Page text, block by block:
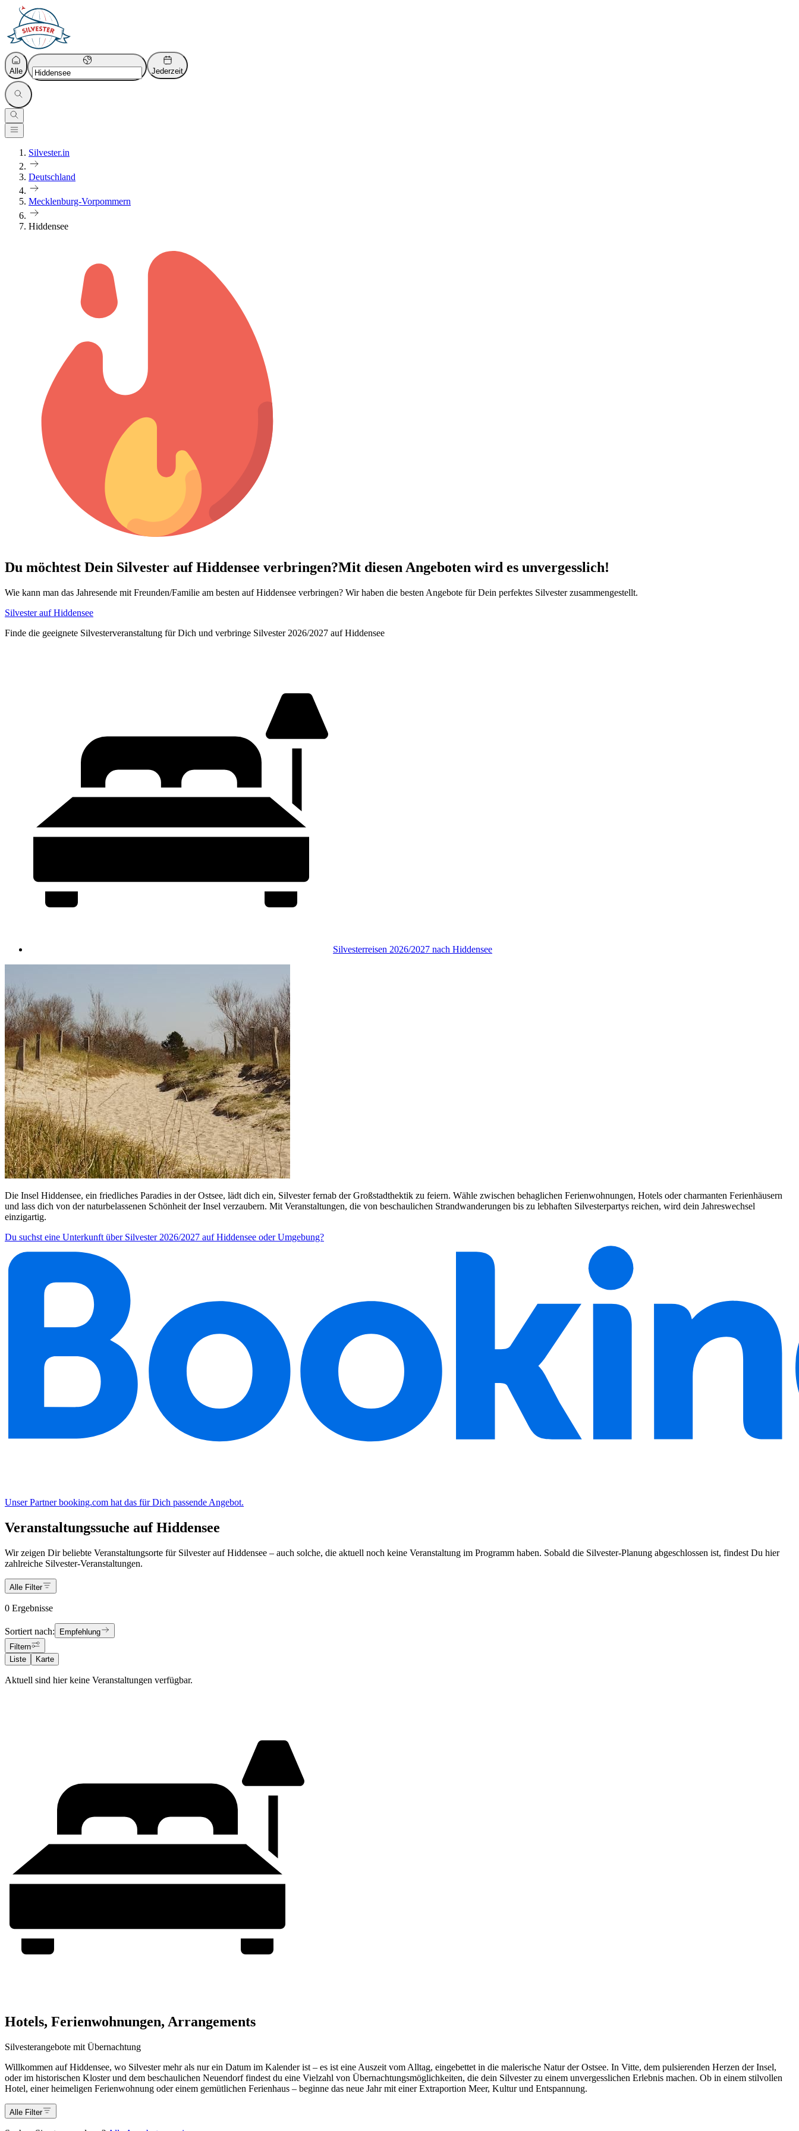
Alle Jederzeit
Silvester.in
Deutschland
Mecklenburg-Vorpommern
Hiddensee
Du möchtest Dein Silvester auf Hiddensee verbringen?Mit diesen Angeboten wird es unvergesslich!
Wie kann man das Jahresende mit Freunden/Familie am besten auf Hiddensee verbringen? Wir haben die besten Angebote für Dein perfektes Silvester zusammengestellt.
Silvester auf Hiddensee
Finde die geeignete Silvesterveranstaltung für Dich und verbringe Silvester 2026/2027 auf Hiddensee
Silvesterreisen 2026/2027 nach Hiddensee
Die Insel Hiddensee, ein friedliches Paradies in der Ostsee, lädt dich ein, Silvester fernab der Großstadthektik zu feiern. Wähle zwischen behaglichen Ferienwohnungen, Hotels oder charmanten Ferienhäusern
und lass dich von der naturbelassenen Schönheit der Insel verzaubern. Mit Veranstaltungen, die von beschaulichen Strandwanderungen bis zu lebhaften Silvesterpartys reichen, wird dein Jahreswechsel
einzigartig.
Du suchst eine Unterkunft über Silvester 2026/2027 auf Hiddensee oder Umgebung?
Unser Partner booking.com hat das für Dich passende Angebot.
Veranstaltungssuche auf Hiddensee
Wir zeigen Dir beliebte Veranstaltungsorte für Silvester auf Hiddensee – auch solche, die aktuell noch keine Veranstaltung im Programm haben. Sobald die Silvester-Planung abgeschlossen ist, findest Du hier
zahlreiche Silvester-Veranstaltungen.
Alle Filter
0 Ergebnisse
Sortiert nach:
Empfehlung
Filtern
Liste
Karte
Aktuell sind hier keine Veranstaltungen verfügbar.
Hotels, Ferienwohnungen, Arrangements
Silvesterangebote mit Übernachtung
Willkommen auf Hiddensee, wo Silvester mehr als nur ein Datum im Kalender ist – es ist eine Auszeit vom Alltag, eingebettet in die malerische Natur der Ostsee. In Vitte, dem pulsierenden Herzen der Insel,
oder im historischen Kloster und dem beschaulichen Neuendorf findest du eine Vielzahl von Übernachtungsmöglichkeiten, die dein Silvester zu einem unvergesslichen Erlebnis machen. Ob in einem stilvollen
Hotel, einer heimeligen Ferienwohnung oder einem gemütlichen Ferienhaus – beginne das neue Jahr mit einer Extraportion Meer, Kultur und Entspannung.
Alle Filter